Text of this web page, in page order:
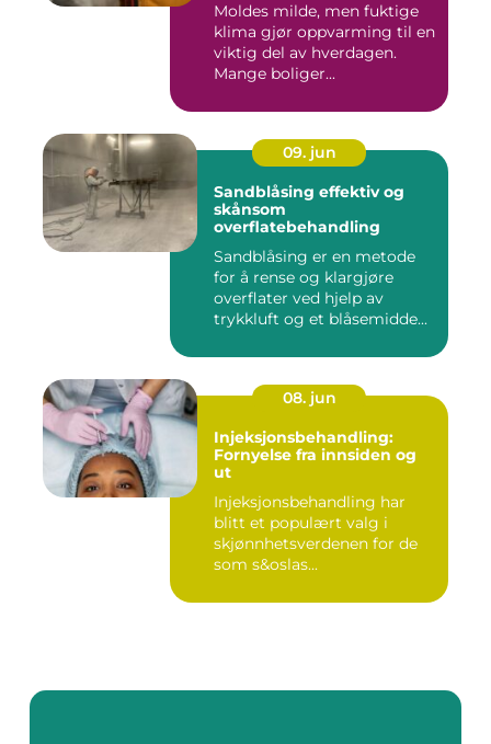
Moldes milde, men fuktige
klima gjør oppvarming til en
viktig del av hverdagen.
Mange boliger...
09. jun
Sandblåsing effektiv og
skånsom
overflatebehandling
Sandblåsing er en metode
for å rense og klargjøre
overflater ved hjelp av
trykkluft og et blåsemidde...
08. jun
Injeksjonsbehandling:
Fornyelse fra innsiden og
ut
Injeksjonsbehandling har
blitt et populært valg i
skjønnhetsverdenen for de
som s&oslas...